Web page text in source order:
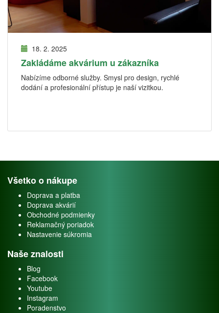
18. 2. 2025
Zakládáme akvárium u zákazníka
Nabízíme odborné služby. Smysl pro design, rychlé
dodání a profesionální přístup je naší vizitkou.
Všetko o nákupe
Doprava a platba
Doprava akvárií
Obchodné podmienky
Reklamačný poriadok
Nastavenie súkromia
Naše znalosti
Blog
Facebook
Youtube
Instagram
Poradenstvo